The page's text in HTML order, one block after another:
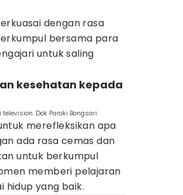
dengan rasa
bersama para
untuk saling
kesehatan kepada
Dok Paroki Bongsari
merefleksikan apa
ada rasa cemas dan
untuk berkumpul
memberi pelajaran
hidup yang baik.